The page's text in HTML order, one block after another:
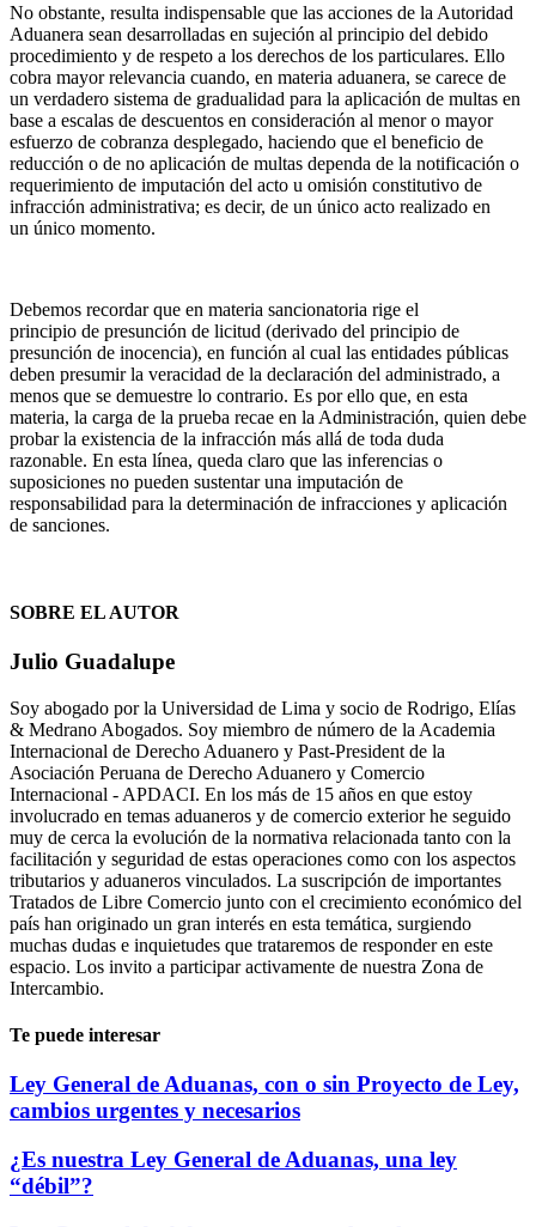
No obstante, resulta indispensable que las acciones de la Autoridad
Aduanera sean desarrolladas en sujeción al principio del debido
procedimiento y de respeto a los derechos de los particulares. Ello
cobra mayor relevancia cuando, en materia aduanera, se carece de
un verdadero sistema de gradualidad para la aplicación de multas en
base a escalas de descuentos en consideración al menor o mayor
esfuerzo de cobranza desplegado, haciendo que el beneficio de
reducción o de no aplicación de multas dependa de la notificación o
requerimiento de imputación del acto u omisión constitutivo de
infracción administrativa; es decir, de un único acto realizado en
un único momento.
Debemos recordar que en materia sancionatoria rige el
principio de presunción de licitud (derivado del principio de
presunción de inocencia), en función al cual las entidades públicas
deben presumir la veracidad de la declaración del administrado, a
menos que se demuestre lo contrario. Es por ello que, en esta
materia, la carga de la prueba recae en la Administración, quien debe
probar la existencia de la infracción más allá de toda duda
razonable. En esta línea, queda claro que las inferencias o
suposiciones no pueden sustentar una imputación de
responsabilidad para la determinación de infracciones y aplicación
de sanciones.
SOBRE EL AUTOR
Julio Guadalupe
Soy abogado por la Universidad de Lima y socio de Rodrigo, Elías
& Medrano Abogados. Soy miembro de número de la Academia
Internacional de Derecho Aduanero y Past-President de la
Asociación Peruana de Derecho Aduanero y Comercio
Internacional - APDACI. En los más de 15 años en que estoy
involucrado en temas aduaneros y de comercio exterior he seguido
muy de cerca la evolución de la normativa relacionada tanto con la
facilitación y seguridad de estas operaciones como con los aspectos
tributarios y aduaneros vinculados. La suscripción de importantes
Tratados de Libre Comercio junto con el crecimiento económico del
país han originado un gran interés en esta temática, surgiendo
muchas dudas e inquietudes que trataremos de responder en este
espacio. Los invito a participar activamente de nuestra Zona de
Intercambio.
Te puede interesar
Ley General de Aduanas, con o sin Proyecto de Ley,
cambios urgentes y necesarios
¿Es nuestra Ley General de Aduanas, una ley
“débil”?